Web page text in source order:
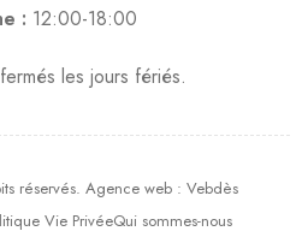
: 12:00-18:00
les jours fériés.
réservés. Agence web: Vebdès
Vie PrivéeQui sommes-nous